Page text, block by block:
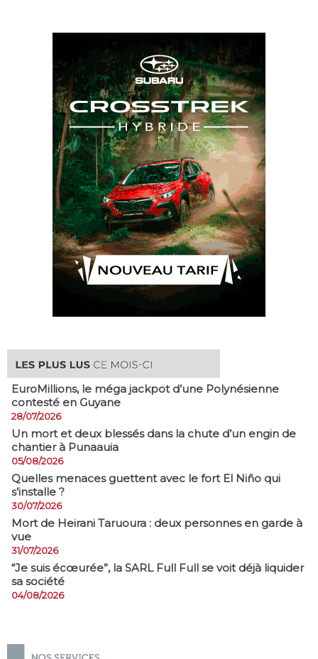
EuroMillions, ​le méga jackpot d’une Polynésienne
contesté en Guyane
28/07/2026
​Un mort et deux blessés dans la chute d’un engin de
chantier à Punaauia
05/08/2026
Quelles menaces guettent avec le fort El Niño qui
s’installe ?
30/07/2026
Mort de Heirani Taruoura : deux personnes en garde à
vue
31/07/2026
​“Je suis écœurée”, la SARL Full Full se voit déjà liquider
sa société
04/08/2026